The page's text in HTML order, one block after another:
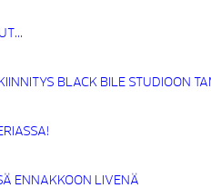
BLACK BILE STUDIOON
ENNAKKOON LIVENÄ